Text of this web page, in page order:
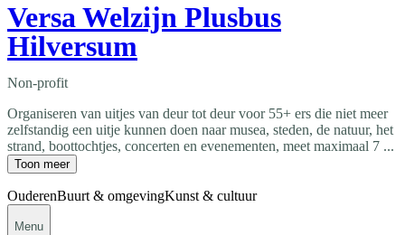
Versa Welzijn Plusbus
Hilversum
Non-profit
Organiseren van uitjes van deur tot deur voor 55+ ers die niet meer
zelfstandig een uitje kunnen doen naar musea, steden, de natuur, het
strand, boottochtjes, concerten en evenementen, meet maximaal 7 ...
Toon meer
OuderenBuurt & omgevingKunst & cultuur
Menu